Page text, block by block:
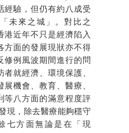
經驗，但仍有約八成受
未來之城」。對比之
港近年不只是經濟陷入
方面的發展現狀亦不得
修例風波期間進行的問
就經濟、環境保護、
機會、教育、醫療、
等八方面的滿意程度評
現，除去醫療能夠穩守
七方面無論是在「現